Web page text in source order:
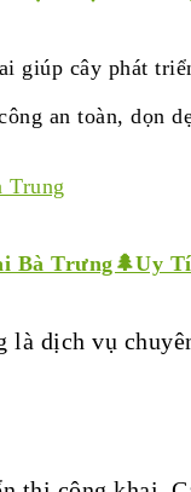
giúp cây phát
an toàn, dọn
Bà Trưng🌲Uy
là dịch vụ